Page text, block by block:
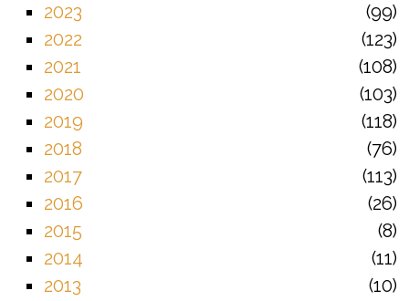
2023
99
2022
123
2021
108
2020
103
2019
118
2018
76
2017
113
2016
26
2015
8
2014
11
2013
10